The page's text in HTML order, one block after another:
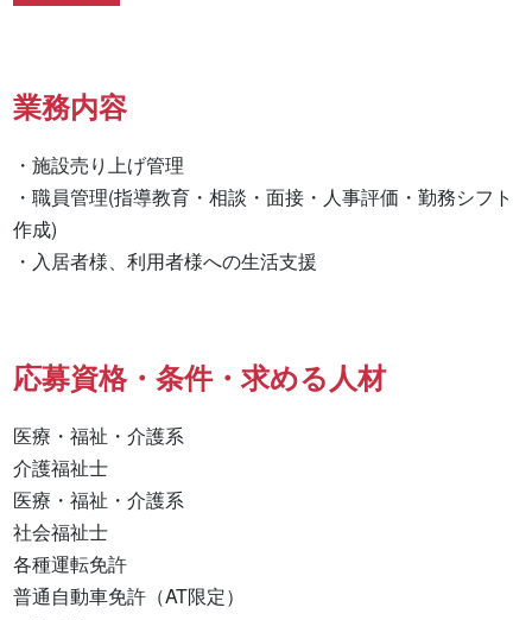
業務内容
・施設売り上げ管理
・職員管理(指導教育・相談・面接・人事評価・勤務シフト
作成)
・入居者様、利用者様への生活支援
応募資格・条件・求める人材
医療・福祉・介護系
介護福祉士
医療・福祉・介護系
社会福祉士
各種運転免許
普通自動車免許（AT限定）